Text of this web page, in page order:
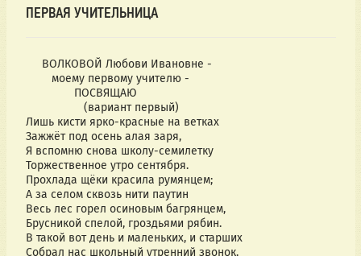
ПЕРВАЯ УЧИТЕЛЬНИЦА
ВОЛКОВОЙ Любови Ивановне -
моему первому учителю -
ПОСВЯЩАЮ
(вариант первый)
Лишь кисти ярко-красные на ветках
Зажжёт под осень алая заря,
Я вспомню снова школу-семилетку
Торжественное утро сентября.
Прохлада щёки красила румянцем;
А за селом сквозь нити паутин
Весь лес горел осиновым багрянцем,
Брусникой спелой, гроздьями рябин.
В такой вот день и маленьких, и старших
Собрал нас школьный утренний звонок.